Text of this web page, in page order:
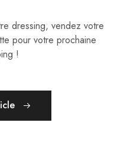
dressing, vendez votre
pour votre prochaine
!